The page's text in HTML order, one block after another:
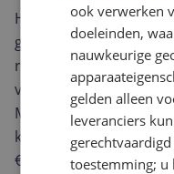
Heb jij dit product in
geven? Start dan
review. Afhankelijk
van een review
Met jouw mening help
keuze te maken én
€250,-!
Klik hier voor
ook verwerken
doeleinden,
nauwkeurige
gelden alleen
leveranciers
toestemming; u